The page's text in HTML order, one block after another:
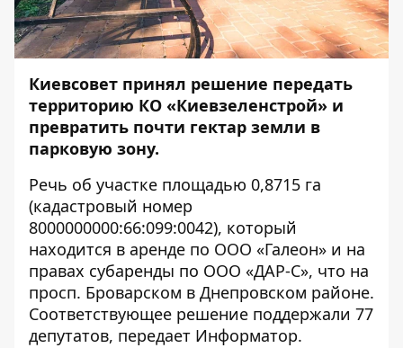
Киевсовет принял решение передать
территорию КО «Киевзеленстрой» и
превратить почти гектар земли в
парковую зону.
Речь об участке площадью 0,8715 га
(кадастровый номер
8000000000:66:099:0042), который
находится в аренде по ООО «Галеон» и на
правах субаренды по ООО «ДАР-С», что на
просп. Броварском в Днепровском районе.
Соответствующее решение поддержали 77
депутатов, передает Информатор.